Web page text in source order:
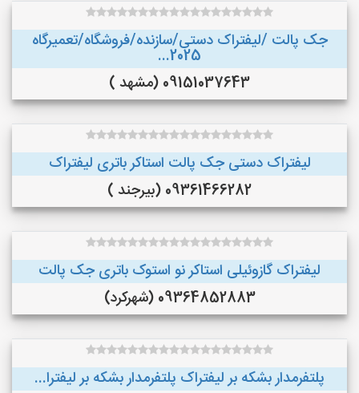
جک پالت /لیفتراک دستی/سازنده/فروشگاه/تعمیرگاه
2025...
09151037643 (مشهد )
لیفتراک دستی جک پالت استاکر باتری لیفتراک
09361466282 (بیرجند )
لیفتراک گازوئیلی استاکر نو استوک باتری جک پالت
09364852883 (شهرکرد)
پلتفرمدار بشکه بر لیفتراک پلتفرمدار بشکه بر لیفترا...